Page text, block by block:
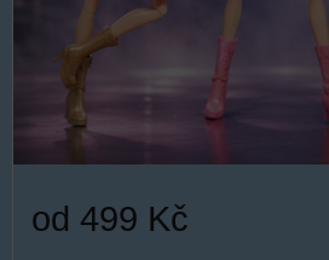
od 499 Kč